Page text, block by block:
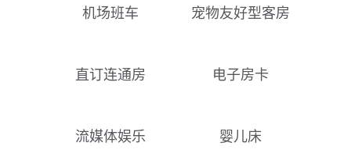
机场班车 宠物友好型客房
直订连通房 电子房卡
流媒体娱乐 婴儿床